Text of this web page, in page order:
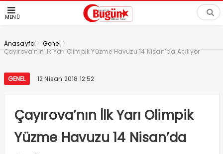
MENÜ
Anasayfa > Genel >
Çayırova’nın İlk Yarı Olimpik Yüzme Havuzu 14 Nisan’da Açılıyor
GENEL 12 Nisan 2018 12:52
Çayırova’nın İlk Yarı Olimpik
Yüzme Havuzu 14 Nisan’da